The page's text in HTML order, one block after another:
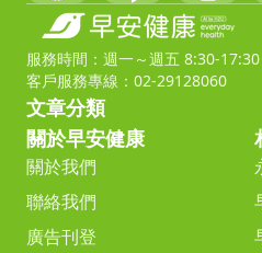
服務時間：週一～週五 8:30-17:30
客戶服務專線：02-29128060
文章分類
關於早安健康
關於我們
聯絡我們
廣告刊登